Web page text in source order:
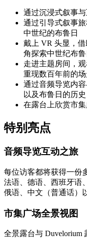
通过沉浸式叙事
通过引导式叙事旅
中世纪的布鲁日
戴上 VR 头显，
角探索中世纪布鲁
走进主题房间，
重现数百年前的
通过音频导览内
以及布鲁日的历史
在露台上欣赏市
特别亮点
音频导览互动之旅
每位访客都将获得一份
法语、德语、西班牙语
俄语、中文（普通话）
市集广场全景视图
全景露台与 Duvelorium